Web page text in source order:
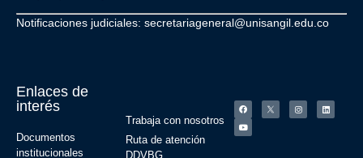
Notificaciones judiciales: secretariageneral@unisangil.edu.co
Enlaces de
interés
Documentos
institucionales
Trabaja con nosotros
Ruta de atención
DDVBG